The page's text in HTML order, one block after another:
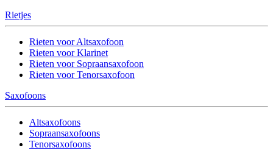
Rietjes
Rieten voor Altsaxofoon
Rieten voor Klarinet
Rieten voor Sopraansaxofoon
Rieten voor Tenorsaxofoon
Saxofoons
Altsaxofoons
Sopraansaxofoons
Tenorsaxofoons